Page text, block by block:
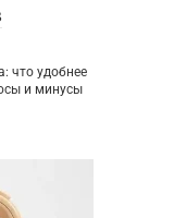
что удобнее
и минусы